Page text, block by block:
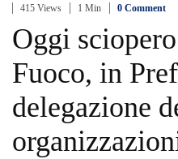
415 Views 1 Min 0 Comment
Oggi
Fuoco, in
delegazione